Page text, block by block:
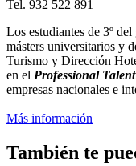
Tel. 932 522 891
Los estudiantes de 3º
másters universitarios y
Turismo y Dirección
en el Professional
empresas nacionales e
Más información
También te